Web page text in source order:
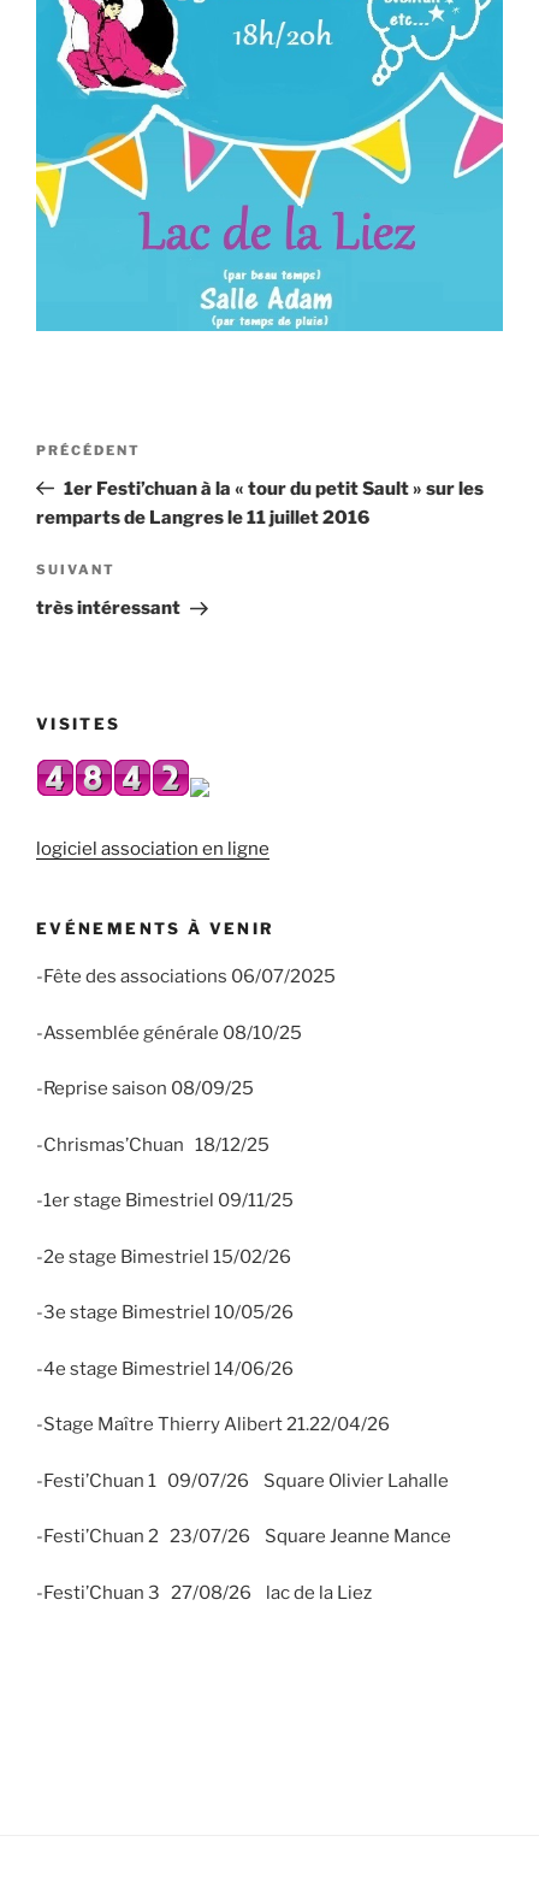
Navigation
l’article
Article
précédent
PRÉCÉDENT
1er Festi’chuan à la « tour du petit Sault » sur les
remparts de Langres le 11 juillet 2016
Article
suivant
SUIVANT
très intéressant
VISITES
logiciel association en ligne
EVÉNEMENTS À VENIR
-Fête des associations 06/07/2025
-Assemblée générale 08/10/25
-Reprise saison 08/09/25
-Chrismas’Chuan 18/12/25
-1er stage Bimestriel 09/11/25
-2e stage Bimestriel 15/02/26
-3e stage Bimestriel 10/05/26
-4e stage Bimestriel 14/06/26
-Stage Maître Thierry Alibert 21.22/04/26
-Festi’Chuan 1 09/07/26 Square Olivier Lahalle
-Festi’Chuan 2 23/07/26 Square Jeanne Mance
-Festi’Chuan 3 27/08/26 lac de la Liez